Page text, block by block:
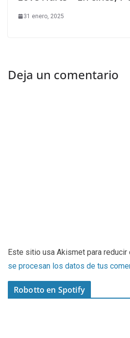
31 enero, 2025
Deja un comentario
Este sitio usa Akismet para reducir
se procesan los datos de tus
Robotto en Spotify